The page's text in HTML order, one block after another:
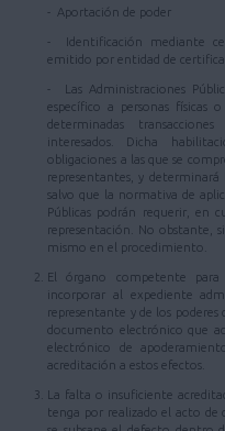
- Aportación de poder
- Identificación mediante
emitido por entidad de
- Las Administraciones
específico a personas físicas
determinadas
interesados. Dicha
obligaciones a las que se
representantes, y determinará
salvo que la normativa de
Públicas podrán requerir, en
representación. No obstante,
mismo en el procedimiento.
El órgano competente
incorporar al expediente
representante y de los
documento electrónico que
electrónico de
acreditación a estos efectos.
La falta o insuficiente
tenga por realizado el acto de